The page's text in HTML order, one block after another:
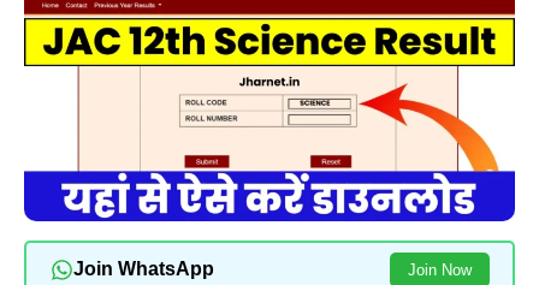
Join WhatsApp Join Now